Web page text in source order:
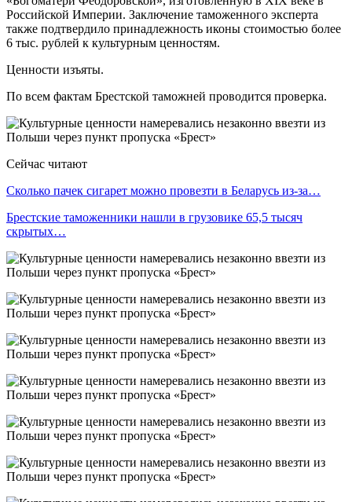
Российской Империи. Заключение таможенного эксперта
также подтвердило принадлежность иконы стоимостью более
6 тыс. рублей к культурным ценностям.
Ценности изъяты.
По всем фактам Брестской таможней проводится проверка.
Сейчас читают
Сколько пачек сигарет можно провезти в Беларусь из-за…
Брестские таможенники нашли в грузовике 65,5 тысяч
скрытых…